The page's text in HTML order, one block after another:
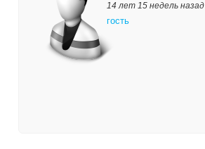
14 лет 15 недель назад
гость